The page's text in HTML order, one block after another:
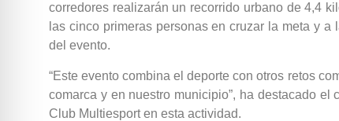
corredores realizarán un recorrido urbano de 4,4
las cinco primeras personas en cruzar la meta y
del evento.
“Este evento combina el deporte con otros retos
comarca y en nuestro municipio”, ha destacado
Club Multiesport en esta actividad.